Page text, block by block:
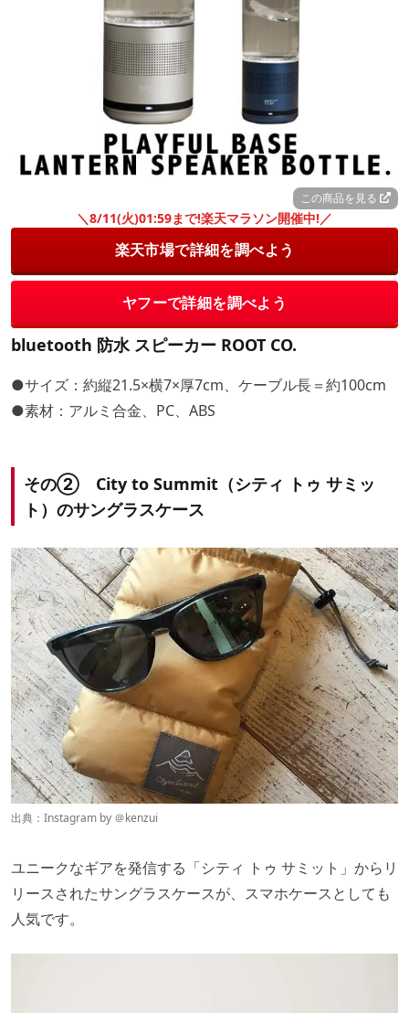
この商品を見る
＼8/11(火)01:59まで!楽天マラソン開催中!／
楽天市場で詳細を調べよう
ヤフーで詳細を調べよう
bluetooth 防水 スピーカー ROOT CO.
●サイズ：約縦21.5×横7×厚7cm、ケーブル長＝約100cm
●素材：アルミ合金、PC、ABS
その② City to Summit（シティ トゥ サミッ
ト）のサングラスケース
出典：Instagram by ＠kenzui
ユニークなギアを発信する「シティ トゥ サミット」からリ
リースされたサングラスケースが、スマホケースとしても
人気です。